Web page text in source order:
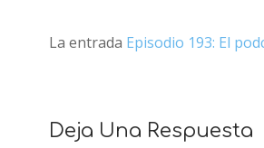
La entrada Episodio 193: El
Deja Una Respuesta